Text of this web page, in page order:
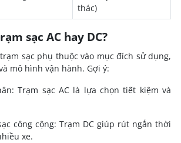
thác)
sạc AC hay DC?
sạc phụ thuộc vào mục đích sử dụng,
mô hình vận hành. Gợi ý:
Trạm sạc AC là lựa chọn tiết kiệm và
công cộng: Trạm DC giúp rút ngắn thời
xe.